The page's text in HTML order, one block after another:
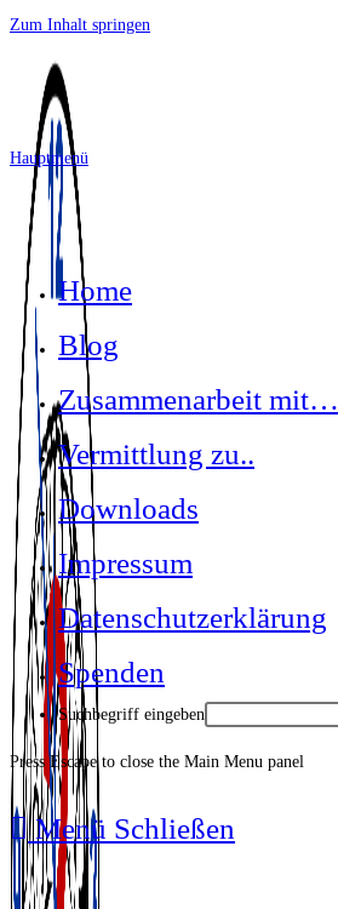
Zum Inhalt springen
Hauptmenü
Home
Blog
Zusammenarbeit mit…
Vermittlung zu..
Downloads
Impressum
Datenschutzerklärung
Spenden
Suchbegriff eingeben
Press Escape to close the Main Menu panel
Menü Schließen